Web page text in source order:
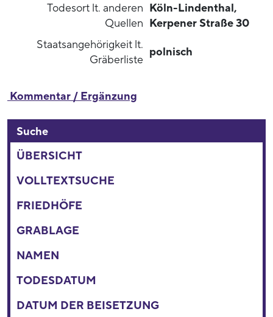
Todesort lt. anderen
Quellen
Köln-Lindenthal,
Kerpener Straße 30
Staatsangehörigkeit lt.
Gräberliste
polnisch
Kommentar / Ergänzung
Suche
ÜBERSICHT
VOLLTEXTSUCHE
FRIEDHÖFE
GRABLAGE
NAMEN
TODESDATUM
DATUM DER BEISETZUNG